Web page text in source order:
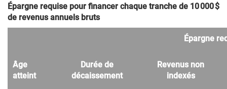
Épargne requise pour financer chaque tranche de 10 000 $
de revenus annuels bruts
Épargne
Âge
atteint
Durée de
décaissement
Revenus non
indexés